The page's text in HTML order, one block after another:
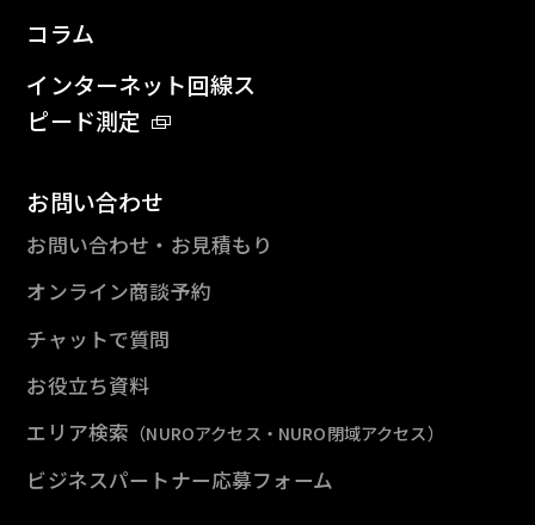
コラム
インターネット回線ス
ピード測定
お問い合わせ
お問い合わせ・お見積もり
オンライン商談予約
チャットで質問
お役立ち資料
エリア検索 （NUROアクセス・NURO閉域アクセス）
ビジネスパートナー応募フォーム